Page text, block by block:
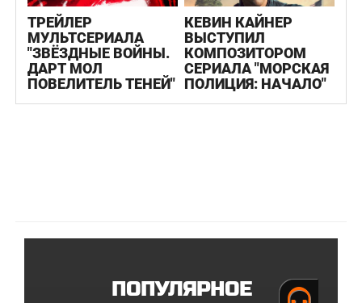
ТРЕЙЛЕР
МУЛЬТСЕРИАЛА
"ЗВЁЗДНЫЕ ВОЙНЫ.
ДАРТ МОЛ
ПОВЕЛИТЕЛЬ ТЕНЕЙ"
КЕВИН КАЙНЕР
ВЫСТУПИЛ
КОМПОЗИТОРОМ
СЕРИАЛА "МОРСКАЯ
ПОЛИЦИЯ: НАЧАЛО"
ПОПУЛЯРНОЕ